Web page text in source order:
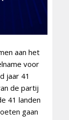
aan het
voor
jaar 41
de partij
41 landen
gaan